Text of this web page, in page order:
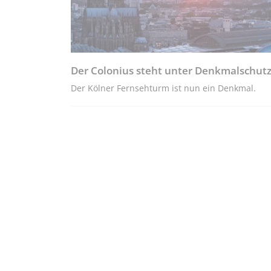
Der Colonius steht unter Denkmalschutz
Der Kölner Fernsehturm ist nun ein Denkmal.